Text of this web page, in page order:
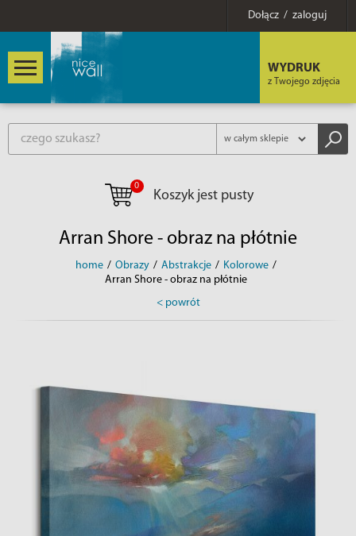
Dołącz / zaloguj
WYDRUK
z Twojego zdjęcia
0
Koszyk jest pusty
Arran Shore - obraz na płótnie
home / Obrazy / Abstrakcje / Kolorowe /
Arran Shore - obraz na płótnie
< powrót